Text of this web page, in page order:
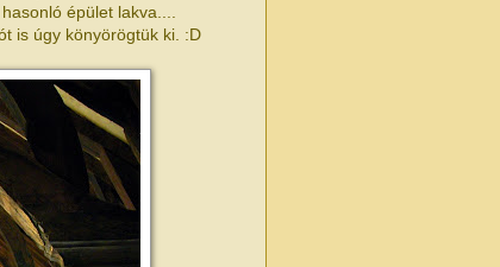
épület lakva....
is úgy könyörögtük ki. :D